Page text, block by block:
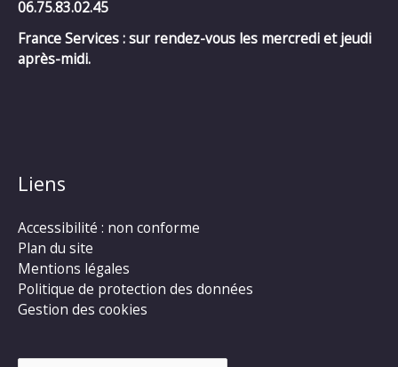
06.75.83.02.45
France Services : sur rendez-vous les mercredi et jeudi
après-midi.
Liens
Accessibilité : non conforme
Plan du site
Mentions légales
Politique de protection des données
Gestion des cookies